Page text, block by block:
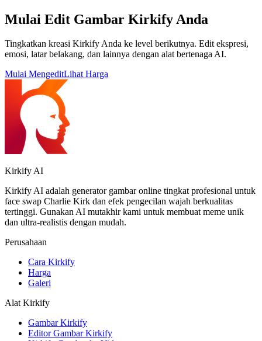
Mulai Edit Gambar Kirkify Anda
Tingkatkan kreasi Kirkify Anda ke level berikutnya. Edit ekspresi,
emosi, latar belakang, dan lainnya dengan alat bertenaga AI.
Mulai MengeditLihat Harga
Kirkify AI
Kirkify AI adalah generator gambar online tingkat profesional untuk
face swap Charlie Kirk dan efek pengecilan wajah berkualitas
tertinggi. Gunakan AI mutakhir kami untuk membuat meme unik
dan ultra-realistis dengan mudah.
Perusahaan
Cara Kirkify
Harga
Galeri
Alat Kirkify
Gambar Kirkify
Editor Gambar Kirkify